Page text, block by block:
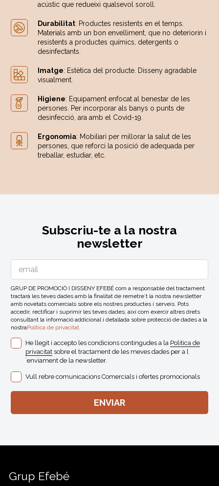
acústic que redueixi qualsevol soroll.
Durabilitat: Productes resistents en el temps.
Materials amb un bon envelliment, que no deteriorin i
resistents a productes químics, detergents o
desinfectants.
Imatge: Estètica del producte. Disseny agradable
visualment.
Higiene: Equipament enfocat al benestar de les
persones. Per incorporar als banys o punts de
desinfecció, ara amb el Covid-19.
Ergonomia: Mobiliari per millorar la salut de les
persones, que reforci la posició de adequada per
treballar, estudiar, etc.
Subscriu-te a la nostra
newsletter
GRUP DE PROMOCIÓ I DISSENY EFEBÉ com a responsable del tractament
tractarà les teves dades amb la finalitat de remetre´t la nostra newsletter
amb novetats comercials sobre els nostres productes i serveis. Pots
accedir, rectificar i suprimir les teves dades, així com exercir altres drets
consultant la informació addicional i detallada sobre protecció de dades a la
nostraPolitica de privacitat.
He llegit i accepto les condicions contingudes a la Politica de
privacitat sobre el tractament de les meves dades per a l
´enviament de la newsletter.
Vull rebre comunicacions Comercials i ofertes promocionals
Grup Efebé